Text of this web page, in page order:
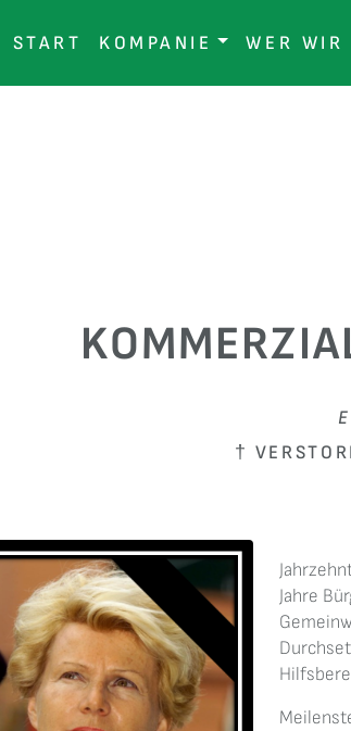
START KOMPANIE WER WIR
†
Jahre